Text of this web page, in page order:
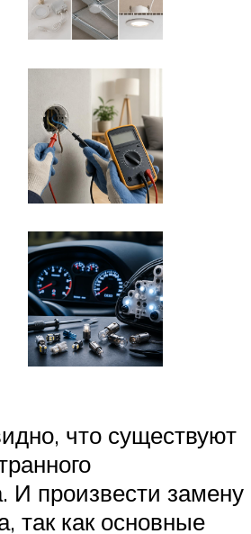
что существуют
И произвести замену
так как основные